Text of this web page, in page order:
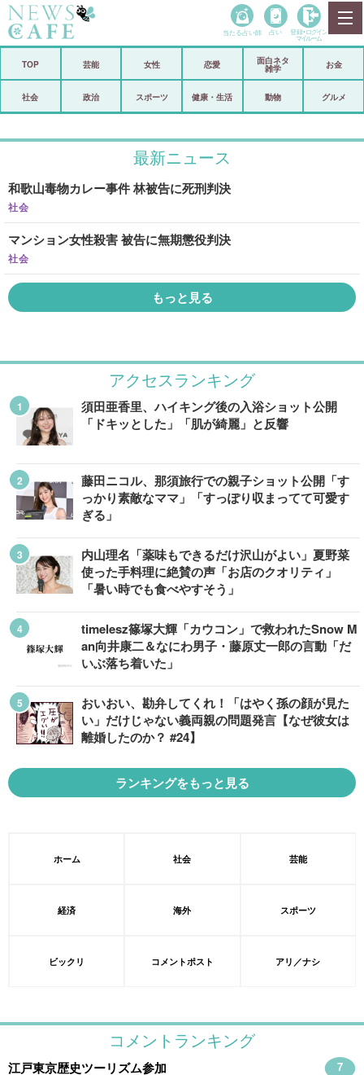
政治
スポーツ
恋愛 ビックリ
コメントポスト アリ／ナシ
登録・ログイン/マイルーム
当たる占い師 占い 登録• ログイン
マイルーム
TOP 芸能 女性 恋愛
面白ネタ
雑学
お金
社会 政治 スポーツ 健康・生活 動物 グルメ
最新ニュース
和歌山毒物カレー事件 林被告に死刑判決
社会
マンション女性殺害 被告に無期懲役判決
社会
もっと見る
アクセスランキング
須田亜香里、ハイキング後の入浴ショット公開
「ドキッとした」「肌が綺麗」と反響
藤田ニコル、那須旅行での親子ショット公開「す
っかり素敵なママ」「すっぽり収まってて可愛す
ぎる」
内山理名「薬味もできるだけ沢山がよい」夏野菜
使った手料理に絶賛の声「お店のクオリティ」
「暑い時でも食べやすそう」
timelesz篠塚大輝「カウコン」で救われたSnow M
an向井康二＆なにわ男子・藤原丈一郎の言動「だ
いぶ落ち着いた」
おいおい、勘弁してくれ！「はやく孫の顔が見た
い」だけじゃない義両親の問題発言【なぜ彼女は
離婚したのか？ #24】
ランキングをもっと見る
ホーム 社会 芸能
経済 海外 スポーツ
ビックリ コメントポスト アリ／ナシ